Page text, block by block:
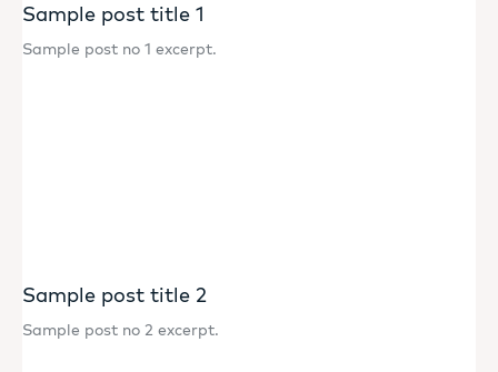
Sample post title 1
Sample post no 1 excerpt.
Sample post title 2
Sample post no 2 excerpt.